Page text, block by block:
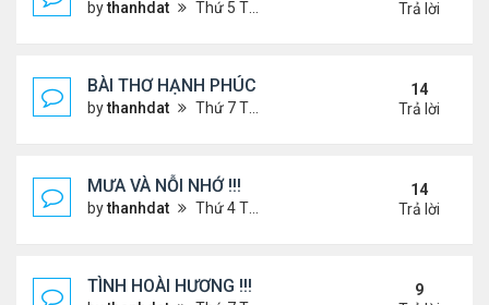
bythanhdat Thứ 5 Tháng 7 18, 2024 9:14 am
Trả lời
BÀI THƠ HẠNH PHÚC !!!
bythanhdat Thứ 7 Tháng 7 20, 2024 2:25 pm
14
Trả lời
MƯA VÀ NỖI NHỚ !!!
bythanhdat Thứ 4 Tháng 7 10, 2024 8:41 am
14
Trả lời
TÌNH HOÀI HƯƠNG !!!
9